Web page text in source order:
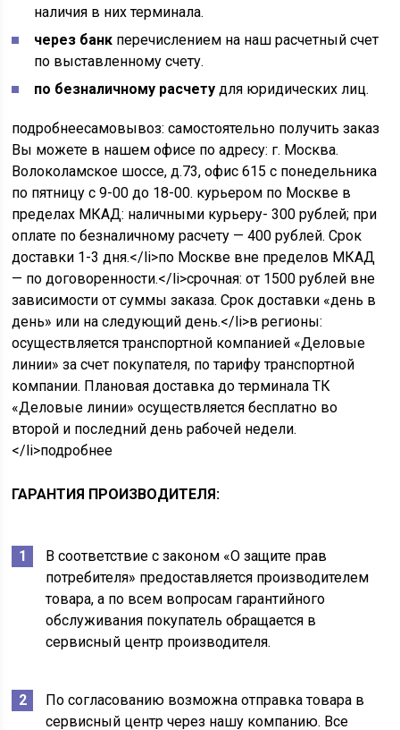
наличия в них терминала.
через банк перечислением на наш расчетный счет
по выставленному счету.
по безналичному расчетудля юридических лиц.
подробнеесамовывоз: самостоятельно получить заказ
Вы можете в нашем офисе по адресу: г. Москва.
Волоколамское шоссе, д.73, офис 615 с понедельника
по пятницу с 9-00 до 18-00. курьером по Москве в
пределах МКАД: наличными курьеру- 300 рублей; при
оплате по безналичному расчету — 400 рублей. Срок
доставки 1-3 дня.</li>по Москве вне пределов МКАД
— по договоренности.</li>срочная: от 1500 рублей вне
зависимости от суммы заказа. Срок доставки «день в
день» или на следующий день.</li>в регионы:
осуществляется транспортной компанией «Деловые
линии» за счет покупателя, по тарифу транспортной
компании. Плановая доставка до терминала ТК
«Деловые линии» осуществляется бесплатно во
второй и последний день рабочей недели.
</li>подробнее
ГАРАНТИЯ ПРОИЗВОДИТЕЛЯ:
В соответствие с законом «О защите прав
потребителя» предоставляется производителем
товара, а по всем вопросам гарантийного
обслуживания покупатель обращается в
сервисный центр производителя.
По согласованию возможна отправка товара в
сервисный центр через нашу компанию. Все